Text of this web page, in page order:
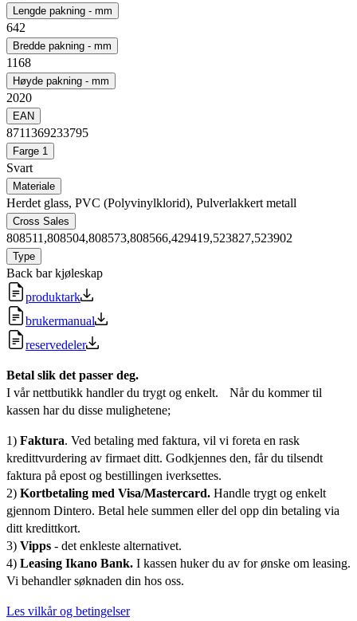
Lengde pakning - mm
642
Bredde pakning - mm
1168
Høyde pakning - mm
2020
EAN
8711369233795
Farge 1
Svart
Materiale
Herdet glass, PVC (Polyvinylklorid), Pulverlakkert metall
Cross Sales
808511,808504,808573,808566,429419,523827,523902
Type
Back bar kjøleskap
produktark
brukermanual
reservedeler
Betal slik det passer deg.
I vår nettbutikk handler du trygt og enkelt. Når du kommer til
kassen har du disse mulighetene;
1) Faktura. Ved betaling med faktura, vil vi foreta en rask
kredittvurdering av firmaet ditt. Godkjennes den, får du tilsendt
faktura på epost og bestillingen iverksettes.
2) Kortbetaling med Visa/Mastercard. Handle trygt og enkelt
gjennom Dintero. Betal hele summen eller del opp din betaling via
ditt kredittkort.
3) Vipps - det enkleste alternativet.
4) Leasing Ikano Bank. I kassen huker du av for ønske om leasing.
Vi behandler søknaden din hos oss.
Les vilkår og betingelser